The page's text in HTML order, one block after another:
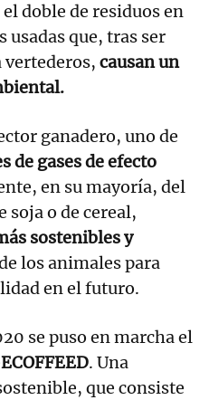
doble de residuos en
usadas que, tras ser
vertederos, causan un
ganadero, uno de
de gases de efecto
en su mayoría, del
soja o de cereal,
sostenibles y
los animales para
en el futuro.
se puso en marcha el
. Una
que consiste